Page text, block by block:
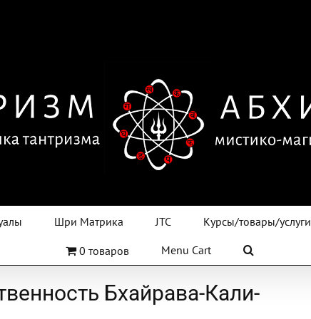
Шри Матрика JTC Курсы/товары/услуги
0 товаров Menu Cart
Бхайрава-Кали-